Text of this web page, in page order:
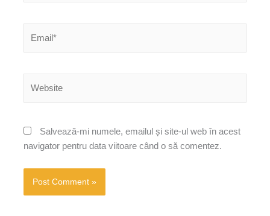
Salvează-mi numele, emailul și site-ul web în acest
navigator pentru data viitoare când o să comentez.